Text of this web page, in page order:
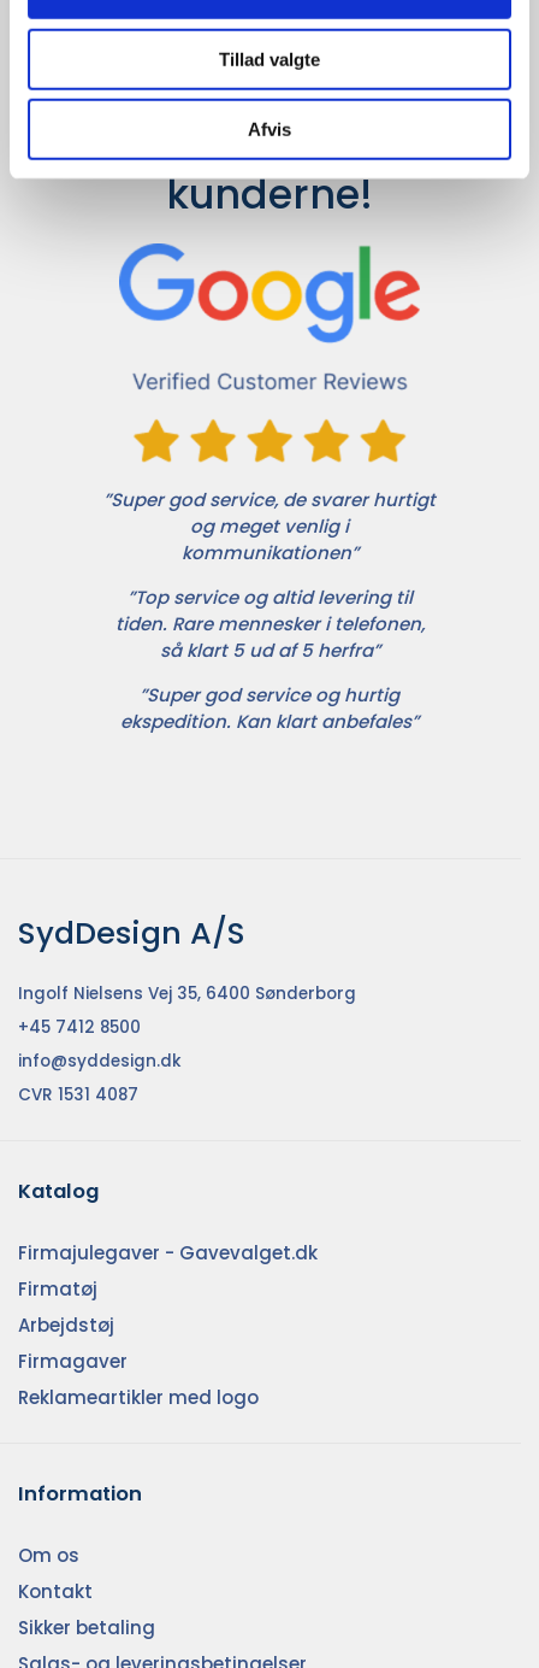
Tillad valgte
Afvis
Det siger
kunderne!
”Super god service, de svarer hurtigt
og meget venlig i
kommunikationen”
”Top service og altid levering til
tiden. Rare mennesker i telefonen,
så klart 5 ud af 5 herfra”
”Super god service og hurtig
ekspedition. Kan klart anbefales”
SydDesign A/S
Ingolf Nielsens Vej 35, 6400 Sønderborg
+45 7412 8500
info@syddesign.dk
CVR 1531 4087
Katalog
Firmajulegaver - Gavevalget.dk
Firmatøj
Arbejdstøj
Firmagaver
Reklameartikler med logo
Information
Om os
Kontakt
Sikker betaling